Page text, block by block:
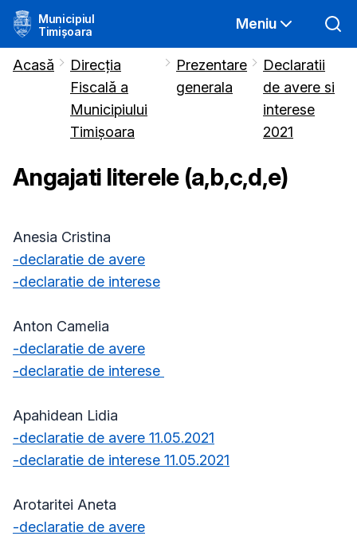
Municipiul
Timișoara
Meniu
Acasă
Direcția
Fiscală a
Municipiului
Timișoara
Prezentare
generala
Declaratii
de avere si
interese
2021
Angajati literele (a,b,c,d,e)
Anesia Cristina
-declaratie de avere
-declaratie de interese
Anton Camelia
-declaratie de avere
-declaratie de interese
Apahidean Lidia
-declaratie de avere 11.05.2021
-declaratie de interese 11.05.2021
Arotaritei Aneta
-declaratie de avere